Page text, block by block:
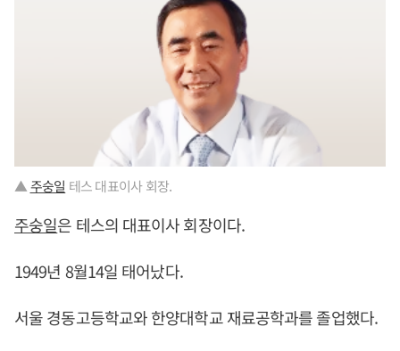
▲주숭일 테스 대표이사 회장.
주숭일은 테스의 대표이사 회장이다.
1949년 8월14일 태어났다.
서울 경동고등학교와 한양대학교 재료공학과를 졸업했다.